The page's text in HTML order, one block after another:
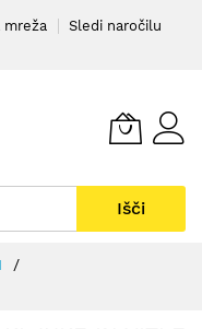
mreža
Sledi naročilu
Išči